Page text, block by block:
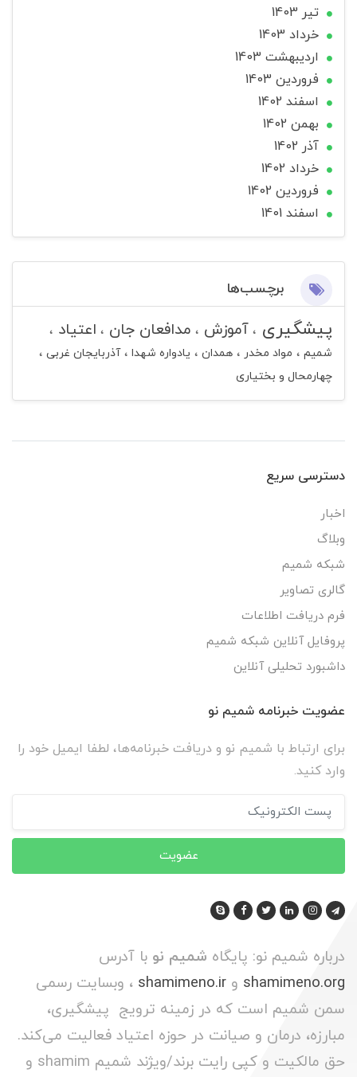
تير 1403
خرداد 1403
ارديبهشت 1403
فروردین 1403
اسفند 1402
بهمن 1402
آذر 1402
خرداد 1402
فروردین 1402
اسفند 1401
برچسب‌ها
پیشگیری آموزش مدافعان جان اعتیاد
شمیم مواد مخدر همدان یادواره شهدا
آذربایجان غربی
چهارمحال و بختیاری
دسترسی سریع
اخبار
وبلاگ
شبکه شمیم
گالری تصاویر
فرم دریافت اطلاعات
پروفایل آنلاین شبکه شمیم
داشبورد تحلیلی آنلاین
عضویت خبرنامه شمیم نو
برای ارتباط با شمیم نو و دریافت خبرنامه‌ها، لطفا ایمیل خود را
وارد کنید.
عضویت
درباره شمیم نو: پایگاه شمیم نو با آدرس
shamimeno.org و shamimeno.ir ، وبسایت رسمی
سمن شمیم است که در زمینه ترویج پیشگیری،
مبارزه، درمان و صیانت در حوزه اعتیاد فعالیت می‌کند.
حق مالکیت و کپی رایت برند/ویژند شمیم shamim و